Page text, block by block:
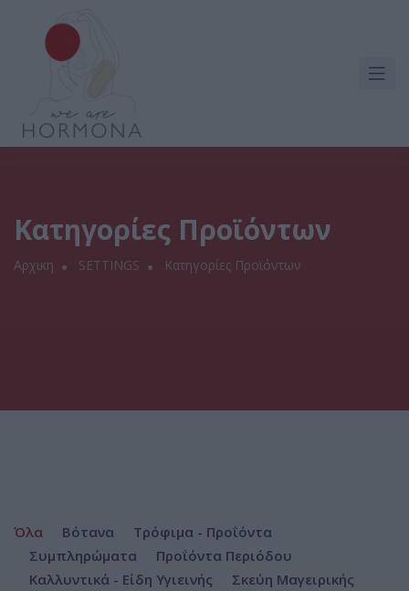
Κατηγορίες Προϊόντων
Αρχικη SETTINGS Κατηγορίες Προϊόντων
Όλα Βότανα
Τρόφιμα - Προΐόντα
Συμπληρώματα
Προΐόντα Περιόδου
Καλλυντικά - Είδη Υγιεινής
Σκεύη Μαγειρικής